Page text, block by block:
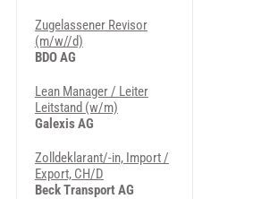
Zugelassener Revisor
(m/w//d)
BDO AG
Lean Manager / Leiter
Leitstand (w/m)
Galexis AG
Zolldeklarant/-in, Import /
Export, CH/D
Beck Transport AG